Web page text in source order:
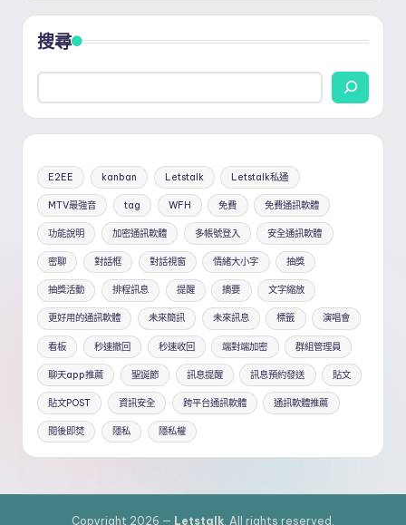
搜尋
E2EE kanban Letstalk Letstalk私通
MTV最強音 tag WFH 免費 免費通訊軟體
功能說明 加密通訊軟體 多帳號登入 安全通訊軟體
密聊 對話框 對話視窗 情緒大小字 抽獎
抽獎活動 排程訊息 提醒 摘要 文字縮放
更好用的通訊軟體 未來簡訊 未來訊息 標籤 演唱會
看板 秒速撤回 秒速收回 端對端加密 群組管理員
聊天app推薦 聖誕節 訊息提醒 訊息預約發送 貼文
貼文POST 資訊安全 跨平台通訊軟體 通訊軟體推薦
閱後即焚 隱私 隱私權
Copyright 2026 — Letstalk. All rights reserved.